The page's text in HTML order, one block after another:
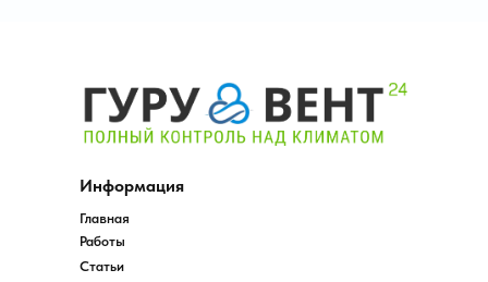
Информация
Работы
Статьи
Главная